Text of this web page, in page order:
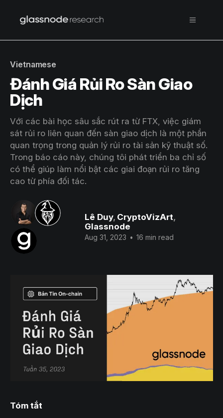
Vietnamese
Đánh Giá Rủi Ro Sàn Giao
Dịch
Với các bài học sâu sắc rút ra từ FTX, việc giám
sát rủi ro liên quan đến sàn giao dịch là một phần
quan trọng trong quản lý rủi ro tài sản kỹ thuật số.
Trong báo cáo này, chúng tôi phát triển ba chỉ số
có thể giúp làm nổi bật các giai đoạn rủi ro tăng
cao từ phía đối tác.
Lê Duy, CryptoVizArt,
Glassnode
Aug 31, 2023 • 16 min read
Tóm tắt